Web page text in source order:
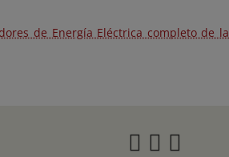
de Energía Eléctrica completo de la